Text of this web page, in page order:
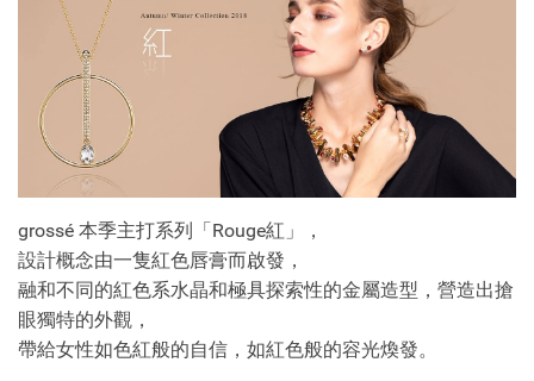
grossé 本季主打系列「Rouge紅」，
設計概念由一隻紅色唇膏而啟發，
融和不同的紅色系水晶和極具探索性的金屬造型，營造出搶
眼獨特的外觀，
帶給女性如色紅般的自信，如紅色般的容光煥發。